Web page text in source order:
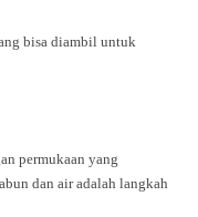
bisa diambil untuk
permukaan yang
dan air adalah langkah